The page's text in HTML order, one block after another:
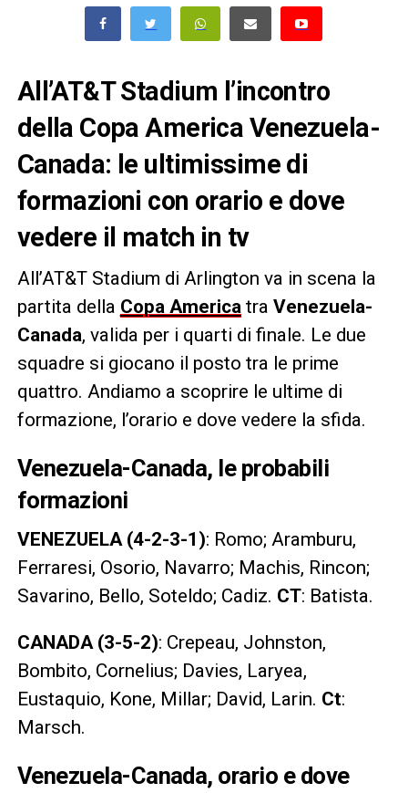
All’AT&T Stadium l’incontro
della Copa America Venezuela-
Canada: le ultimissime di
formazioni con orario e dove
vedere il match in tv
All’AT&T Stadium di Arlington va in scena la
partita della Copa Americatra Venezuela-
Canada, valida per i quarti di finale. Le due
squadre si giocano il posto tra le prime
quattro. Andiamo a scoprire le ultime di
formazione, l’orario e dove vedere la sfida.
Venezuela-Canada, le probabili
formazioni
VENEZUELA (4-2-3-1): Romo; Aramburu,
Ferraresi, Osorio, Navarro; Machis, Rincon;
Savarino, Bello, Soteldo; Cadiz. CT: Batista.
CANADA (3-5-2): Crepeau, Johnston,
Bombito, Cornelius; Davies, Laryea,
Eustaquio, Kone, Millar; David, Larin. Ct:
Marsch.
Venezuela-Canada, orario e dove